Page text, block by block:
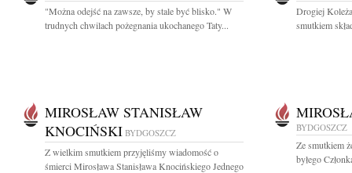
"Można odejść na zawsze, by stale być blisko." W
trudnych chwilach pożegnania ukochanego Taty...
Drogiej
smutkiem
MIROSŁAW STANISŁAW
KNOCIŃSKI BYDGOSZCZ
Z wielkim smutkiem przyjęliśmy wiadomość o
śmierci Mirosława Stanisława Knocińskiego Jednego
BYDGOSZCZ
Ze smutkiem
byłego